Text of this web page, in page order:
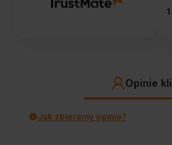
1
Opinie
Jak zbieramy opinie?